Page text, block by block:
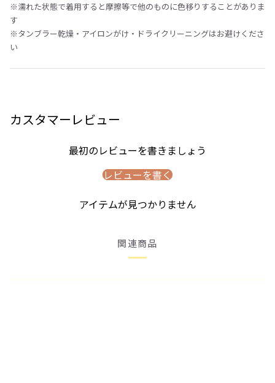
※濡れた状態で着用すると摩擦等で他のものに色移りすることがありま
す
※タンブラー乾燥・アイロンがけ・ドライクリーニングはお避けくださ
い
カスタマーレビュー
最初のレビューを書きましょう
レビューを書く
アイテムが見つかりません
関連商品